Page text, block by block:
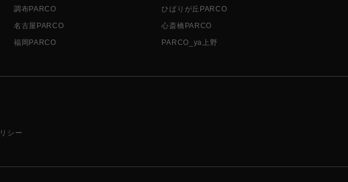
調布PARCO
ひばりが丘PARCO
名古屋PARCO
心斎橋PARCO
福岡PARCO PARCO_ya上野
シー